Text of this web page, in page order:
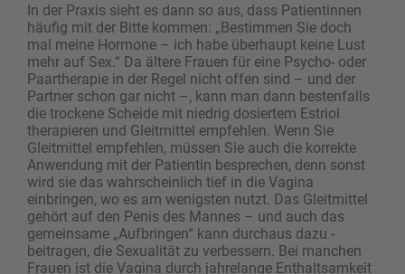
In der Praxis sieht es dann so aus, dass Patientinnen
häufig mit der Bitte kommen: „Bestimmen Sie doch
mal meine Hormone – ich habe überhaupt keine Lust
mehr auf Sex.“ Da ältere Frauen für eine Psycho- oder
Paartherapie in der Regel nicht offen sind – und der
Partner schon gar nicht –, kann man dann bestenfalls
die trockene Scheide mit niedrig dosiertem Estriol
therapieren und Gleitmittel ­empfehlen. Wenn Sie
Gleitmittel empfehlen, müssen Sie auch die korrekte
Anwendung mit der Patientin besprechen, denn sonst
wird sie das wahrscheinlich tief in die ­Vagina
einbringen, wo es am wenigsten nutzt. Das Gleitmittel
gehört auf den Penis des Mannes – und auch das
gemeinsame „Aufbringen“ kann durchaus dazu ­
beitragen, die Sexualität zu verbessern. Bei manchen
Frauen ist die Vagina durch jahrelange Enthaltsamkeit